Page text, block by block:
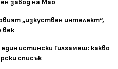
завод на Мао
„изкуствен интелект“,
век
истински Гилгамеш: какво
списък